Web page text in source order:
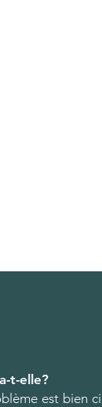
t-elle?
est bien